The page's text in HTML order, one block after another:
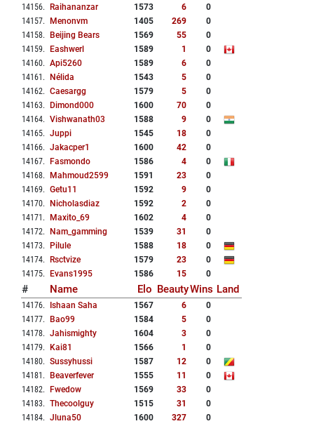
14156. Raihananzar 1573 6
0
14157. Menonvm 1405 269
0
14158. Beijing Bears 1569 55
0
14159. Eashwerl 1589 1
0
14160. Api5260 1589 6
0
14161 . Nélida 1543 5
0
14162. Caesargg 1579 5
0
14163. Dimond000 1600 70
0
14164. Vishwanath03 1588 9
0
14165. Juppi 1545 18
0
14166. Jakacper1 1600 42
0
14167. Fasmondo 1586 4
0
14168. Mahmoud2599 1591 23
0
14169. Getu11 1592 9
0
14170. Nicholasdiaz 1592 2
0
14171 . Maxito_69 1602 4
0
14172. Nam_gamming 1539 31
0
14173. Pilule 1588 18
0
14174. Rsctvize 1579 23
0
14175. Evans1995 1586 15 0
# Name Elo BeautyWins Land
14176. Ishaan Saha 1567 6
0
14177. Bao99 1584 5
0
14178. Jahismighty 1604 3
0
14179. Kai81 1566 1
0
14180. Sussyhussi 1587 12
0
14181 . Beaverfever 1555 11
0
14182. Fwedow 1569 33
0
14183. Thecoolguy 1515 31
0
14184. Jluna50 1600 327
0